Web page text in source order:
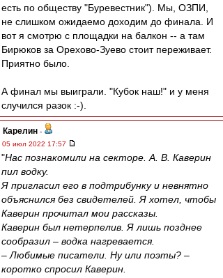
есть по обществу "Буревестник"). Мы, ОЗПИ,
не слишком ожидаемо доходим до финала. И
вот я смотрю с площадки на балкон -- а там
Бирюков за Орехово-Зуево стоит переживает.
Приятно было.
А финал мы выиграли. "Кубок наш!" и у меня
случился разок :-).
Карелин -
05 июл 2022 17:57
"Нас познакомили на секторе. А. В. Каверин
пил водку.
Я пригласил его в подтрибунку и невнятно
объяснился без свидетелей. Я хотел, чтобы
Каверин прочитал мои рассказы.
Каверин был нетерпелив. Я лишь позднее
сообразил – водка нагревается.
– Любимые писатели. Ну или поэты? –
коротко спросил Каверин.